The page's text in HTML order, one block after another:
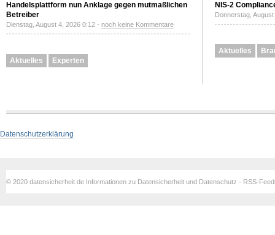
Handelsplattform nun Anklage gegen mutmaßlichen
Betreiber
Dienstag, August 4, 2026 0:12 - noch keine Kommentare
Aktuelles Experten
NIS-2
Donnerstag,
Aktuelles
Datenschutzerklärung
© 2020 datensicherheit.de Informationen zu Datensicherheit und Datenschutz - RSS-